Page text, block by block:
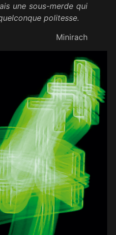
une sous-merde qui
politesse.
Minirach